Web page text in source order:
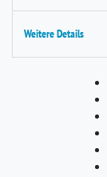
Weitere Details